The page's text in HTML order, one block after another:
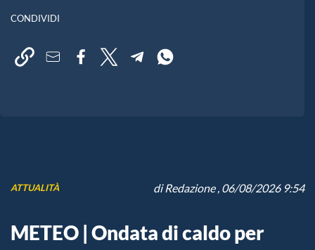
CONDIVIDI
ATTUALITÀ diRedazione, 06/08/2026 9:54
METEO | Ondata di caldo per